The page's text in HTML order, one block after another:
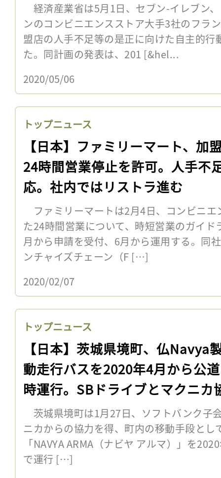
経済産業省は5月1日、セブン-イレブン
ンのコンビニエンスストア大手3社のフラ
盟店の人手不足等の是正に向けた自主的行
た。同計画の発表は、201 [&hel...
2020/05/06
トップニュース
【日本】ファミリーマート、加
24時間営業停止を許可。人手不
応。社内ではリストラ進む
ファミリーマートは2月4日、コンビニエ
た24時間営業について、時短営業のガイ
月から申請を受付、6月から運用する。同
ンチャイズチェーン（F […]
2020/02/07
トップニュース
【日本】茨城県境町、仏Navya
動走行バスを2020年4月から公
時運行。SBドライブとマクニカ
茨城県境町は1月27日、ソフトバンク子
ニカからの協力を得、町内の移動手段と
「NAVYA ARMA（ナビヤ アルマ）」を
で運行 […]